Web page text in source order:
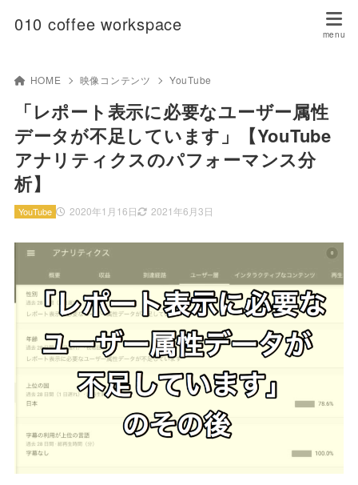
010 coffee workspace
HOME 映像コンテンツ YouTube
「レポート表示に必要なユーザー属性
データが不足しています」【YouTube
アナリティクスのパフォーマンス分
析】
2020年1月16日 2021年6月3日
YouTube